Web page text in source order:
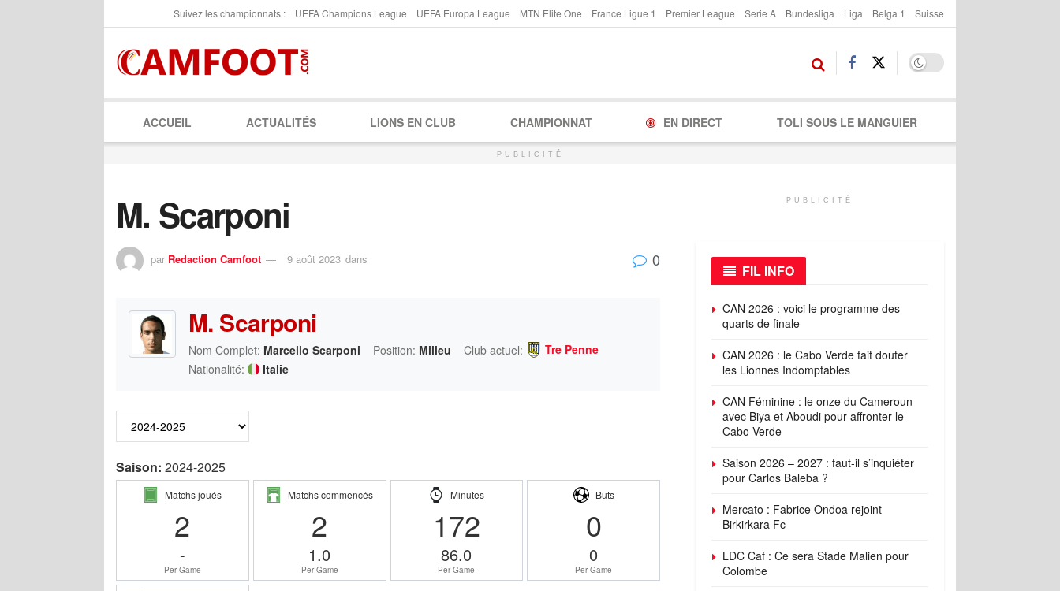
Suivez les championnats : UEFA Champions League UEFA Europa League MTN Elite One France Ligue 1 Premier League Serie A Bundesliga Liga Belga 1 Suisse
ACCUEIL ACTUALITÉS LIONS EN CLUB CHAMPIONNAT EN DIRECT TOLI SOUS LE MANGUIER
PUBLICITÉ
M. Scarponi
par Redaction Camfoot 9 août 2023 dans 0
M. Scarponi
Nom Complet: Marcello Scarponi Position: Milieu Club actuel:
Tre Penne
Nationalité:
Italie
Saison: 2024-2025
Matchs joués
2
-
Per Game
Matchs commencés
2
1.0
Per Game
Minutes
172
86.0
Per Game
Buts
0
0
Per Game
PUBLICITÉ
FIL INFO
CAN 2026 : voici le programme des
quarts de finale
CAN 2026 : le Cabo Verde fait douter
les Lionnes Indomptables
CAN Féminine : le onze du Cameroun
avec Biya et Aboudi pour affronter le
Cabo Verde
Saison 2026 – 2027 : faut-il s’inquiéter
pour Carlos Baleba ?
Mercato : Fabrice Ondoa rejoint
Birkirkara Fc
LDC Caf : Ce sera Stade Malien pour
Colombe